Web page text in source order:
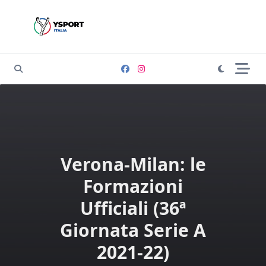
Verona-Milan: le
Formazioni
Ufficiali (36ª
Giornata Serie A
2021-22)